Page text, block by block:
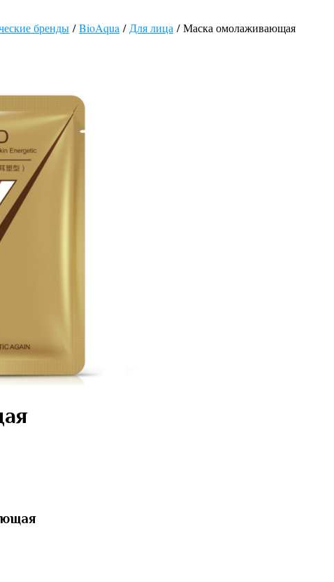
бренды /BioAqua / Для лица / Маска омолаживающая